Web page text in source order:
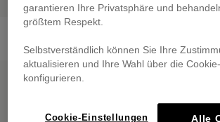
Flower Sunglasses
SALE SALE
garantieren Ihre Privatsphäre und
größtem Respekt.
Selbstverständlich können Sie Ihre
aktualisieren und Ihre Wahl über die
konfigurieren.
Cookie-Einstellungen
Alle